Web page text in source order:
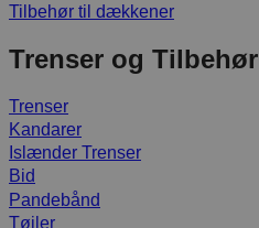
Tilbehør til dækkener
Trenser og Tilbehør
Trenser
Kandarer
Islænder Trenser
Bid
Pandebånd
Tøjler